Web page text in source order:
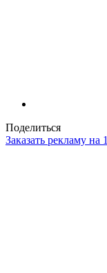
Поделиться
Заказать рекламу на